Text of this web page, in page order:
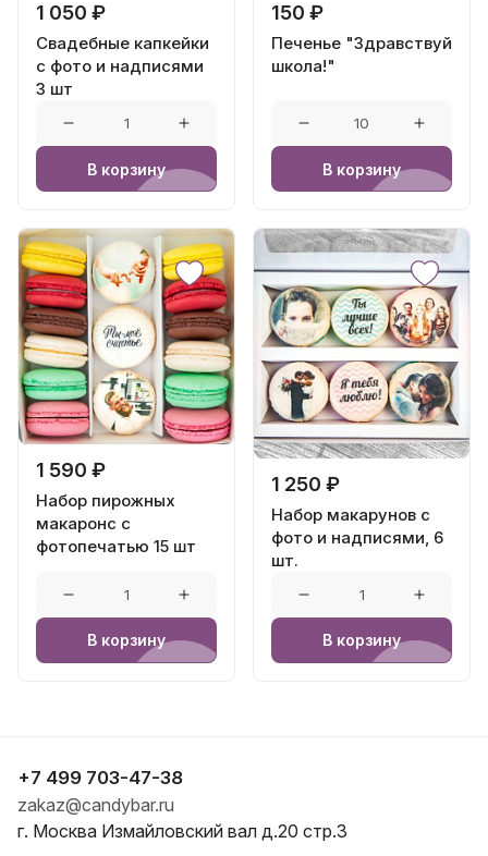
1 050 ₽
Свадебные капкейки
с фото и надписями
3 шт
В корзину
150 ₽
Печенье "Здравствуй
школа!"
В корзину
1 590 ₽
Набор пирожных
макаронс с
фотопечатью 15 шт
В корзину
1 250 ₽
Набор макарунов с
фото и надписями, 6
шт.
В корзину
+7 499 703-47-38
zakaz@candybar.ru
г. Москва Измайловский вал д.20 стр.3